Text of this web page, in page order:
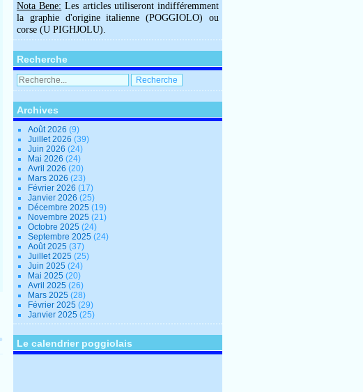
Nota Bene: Les articles utiliseront indifféremment
la graphie d'origine italienne (POGGIOLO) ou
corse (U PIGHJOLU).
Recherche
Archives
Août 2026 (9)
Juillet 2026 (39)
Juin 2026 (24)
Mai 2026 (24)
Avril 2026 (20)
Mars 2026 (23)
Février 2026 (17)
Janvier 2026 (25)
Décembre 2025 (19)
Novembre 2025 (21)
Octobre 2025 (24)
Septembre 2025 (24)
Août 2025 (37)
Juillet 2025 (25)
Juin 2025 (24)
Mai 2025 (20)
Avril 2025 (26)
Mars 2025 (28)
Février 2025 (29)
Janvier 2025 (25)
Le calendrier poggiolais